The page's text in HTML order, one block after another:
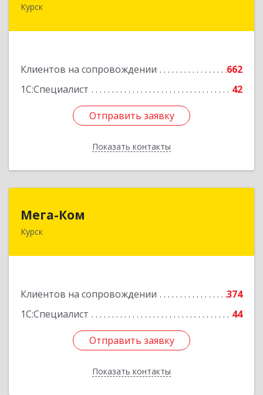
Курск
Клиентов на сопровождении
662
1С:Специалист
42
Отправить заявку
Показать контакты
305021, Курская обл, Курск г, Победы пр-кт, дом
Отправить заявку
Назад
Мега-Ком
Курск
Клиентов на сопровождении
374
1С:Специалист
44
Отправить заявку
Показать контакты
305001, Курская обл, Курск г, Красной Армии ул,
Отправить заявку
Назад